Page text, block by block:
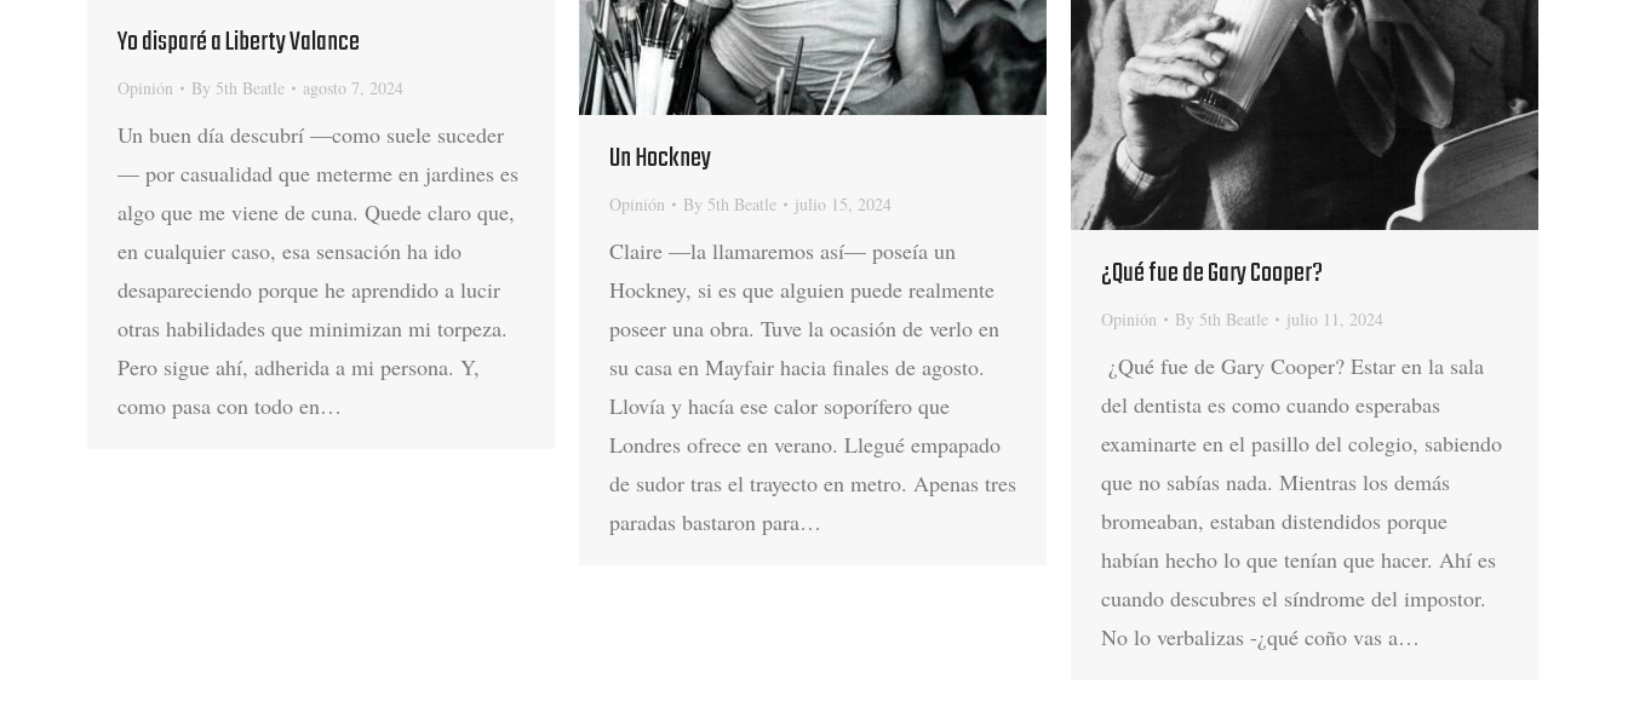
Yo disparé a Liberty Valance
Opinión By 5th Beatle agosto 7, 2024
Un buen día descubrí —como suele suceder
— por casualidad que meterme en jardines es
algo que me viene de cuna. Quede claro que,
en cualquier caso, esa sensación ha ido
desapareciendo porque he aprendido a lucir
otras habilidades que minimizan mi torpeza.
Pero sigue ahí, adherida a mi persona. Y,
como pasa con todo en…
Un Hockney
Opinión By 5th Beatle julio 15, 2024
Claire —la llamaremos así— poseía un
Hockney, si es que alguien puede realmente
poseer una obra. Tuve la ocasión de verlo en
su casa en Mayfair hacia finales de agosto.
Llovía y hacía ese calor soporífero que
Londres ofrece en verano. Llegué empapado
de sudor tras el trayecto en metro. Apenas tres
paradas bastaron para…
¿Qué fue de Gary Cooper?
Opinión By 5th Beatle julio 11, 2024
¿Qué fue de Gary Cooper? Estar en la sala
del dentista es como cuando esperabas
examinarte en el pasillo del colegio, sabiendo
que no sabías nada. Mientras los demás
bromeaban, estaban distendidos porque
habían hecho lo que tenían que hacer. Ahí es
cuando descubres el síndrome del impostor.
No lo verbalizas -¿qué coño vas a…